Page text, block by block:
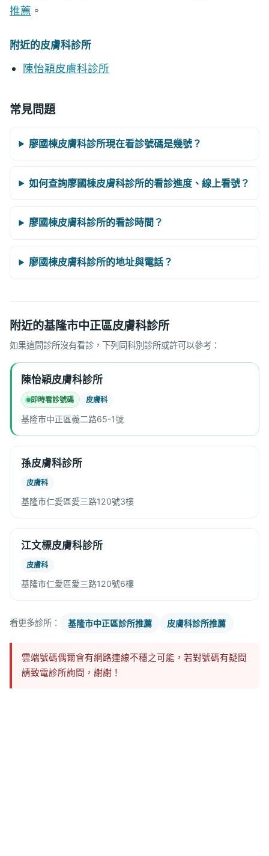
推薦 。
附近的皮膚科診所
陳怡穎皮膚科診所
常見問題
廖國棟皮膚科診所現在看診號碼是幾號？
如何查詢廖國棟皮膚科診所的看診進度、線上看號？
廖國棟皮膚科診所的看診時間？
廖國棟皮膚科診所的地址與電話？
附近的基隆市中正區皮膚科診所
如果這間診所沒有看診，下列同科別診所或許可以參考：
陳怡穎皮膚科診所
即時看診號碼 皮膚科
基隆市中正區義二路65-1號
孫皮膚科診所
皮膚科
基隆市仁愛區愛三路120號3樓
江文標皮膚科診所
皮膚科
基隆市仁愛區愛三路120號6樓
看更多診所： 基隆市中正區診所推薦 皮膚科診所推薦
雲端號碼偶爾會有網路連線不穩之可能，若對號碼有疑問
請致電診所詢問，謝謝！